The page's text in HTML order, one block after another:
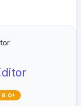
8.0+